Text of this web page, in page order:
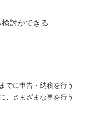
討ができる
でに申告・納税を行う
、さまざまな事を行う